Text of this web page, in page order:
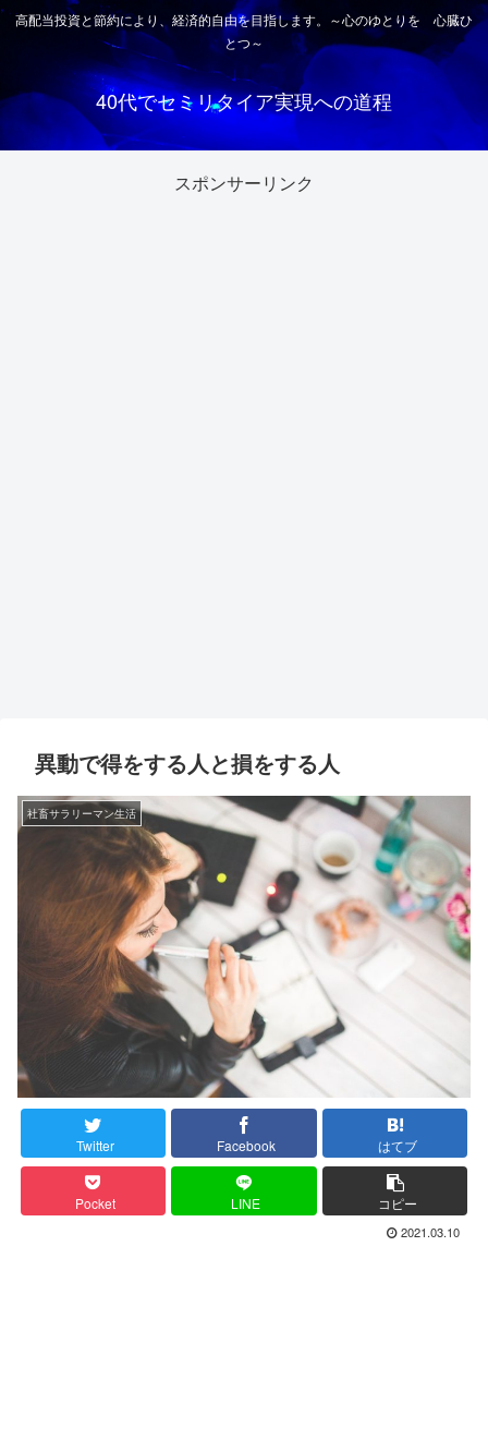
高配当投資と節約により、経済的自由を目指します。～心のゆとりを 心臓ひ
とつ～
40代でセミリタイア実現への道程
スポンサーリンク
異動で得をする人と損をする人
社畜サラリーマン生活
Twitter Facebook はてブ
Pocket LINE コピー
2021.03.10